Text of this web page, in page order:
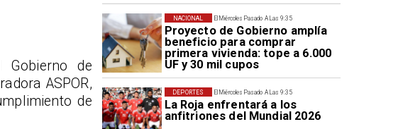
El Miércoles Pasado A Las 9:35
Proyecto de Gobierno amplía
beneficio para comprar
primera vivienda: tope a 6.000
UF y 30 mil cupos
NACIONAL
El Miércoles Pasado A Las 9:35
La Roja enfrentará a los
anfitriones del Mundial 2026
DEPORTES
de
ASPOR,
de